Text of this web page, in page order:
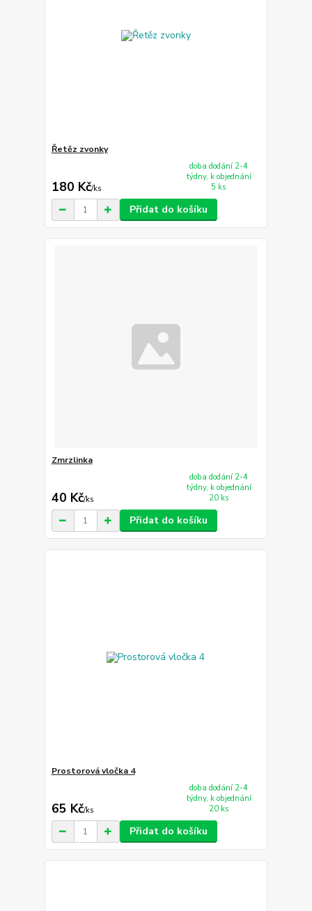
Řetěz zvonky
180 Kč/ks
doba dodání 2-4
týdny, k objednání
5 ks
Přidat do košíku
Zmrzlinka
40 Kč/ks
doba dodání 2-4
týdny, k objednání
20 ks
Přidat do košíku
Prostorová vločka 4
65 Kč/ks
doba dodání 2-4
týdny, k objednání
20 ks
Přidat do košíku